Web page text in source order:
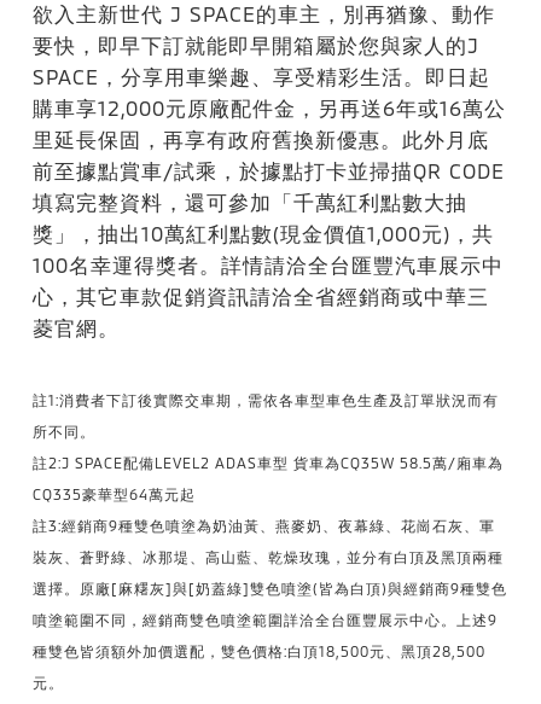
欲入主新世代 J SPACE的車主，別再猶豫、動作
要快，即早下訂就能即早開箱屬於您與家人的J
SPACE，分享用車樂趣、享受精彩生活。即日起
購車享12,000元原廠配件金，另再送6年或16萬公
里延長保固，再享有政府舊換新優惠。此外月底
前至據點賞車/試乘，於據點打卡並掃描QR CODE
填寫完整資料，還可參加「千萬紅利點數大抽
獎」，抽出10萬紅利點數(現金價值1,000元)，共
100名幸運得獎者。詳情請洽全台匯豐汽車展示中
心，其它車款促銷資訊請洽全省經銷商或中華三
菱官網。
註1:消費者下訂後實際交車期，需依各車型車色生產及訂單狀況而有
所不同。
註2:J SPACE配備LEVEL2 ADAS車型 貨車為CQ35W 58.5萬/廂車為
CQ335豪華型64萬元起
註3:經銷商9種雙色噴塗為奶油黃、燕麥奶、夜幕綠、花崗石灰、軍
裝灰、蒼野綠、冰那堤、高山藍、乾燥玫瑰，並分有白頂及黑頂兩種
選擇。原廠[麻糬灰]與[奶蓋綠]雙色噴塗(皆為白頂)與經銷商9種雙色
噴塗範圍不同，經銷商雙色噴塗範圍詳洽全台匯豐展示中心。上述9
種雙色皆須額外加價選配，雙色價格:白頂18,500元、黑頂28,500
元。